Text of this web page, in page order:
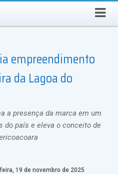
Busca
empreendimento
da Lagoa do
a presença da marca em um
do país e eleva o conceito de
19 de novembro de 2025